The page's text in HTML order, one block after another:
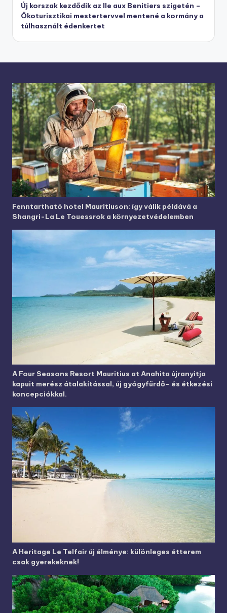
Új korszak kezdődik az Ile aux Benitiers szigetén –
Ökoturisztikai mestertervvel mentené a kormány a
túlhasznált édenkertet
Fenntartható hotel Mauritiuson: így válik példává a
Shangri-La Le Touessrok a környezetvédelemben
A Four Seasons Resort Mauritius at Anahita újranyitja
kapuit merész átalakítással, új gyógyfürdő- és étkezési
koncepciókkal.
A Heritage Le Telfair új élménye: különleges étterem
csak gyerekeknek!